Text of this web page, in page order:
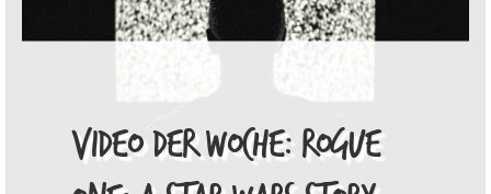
VIDEO DER WOCHE: ROGUE